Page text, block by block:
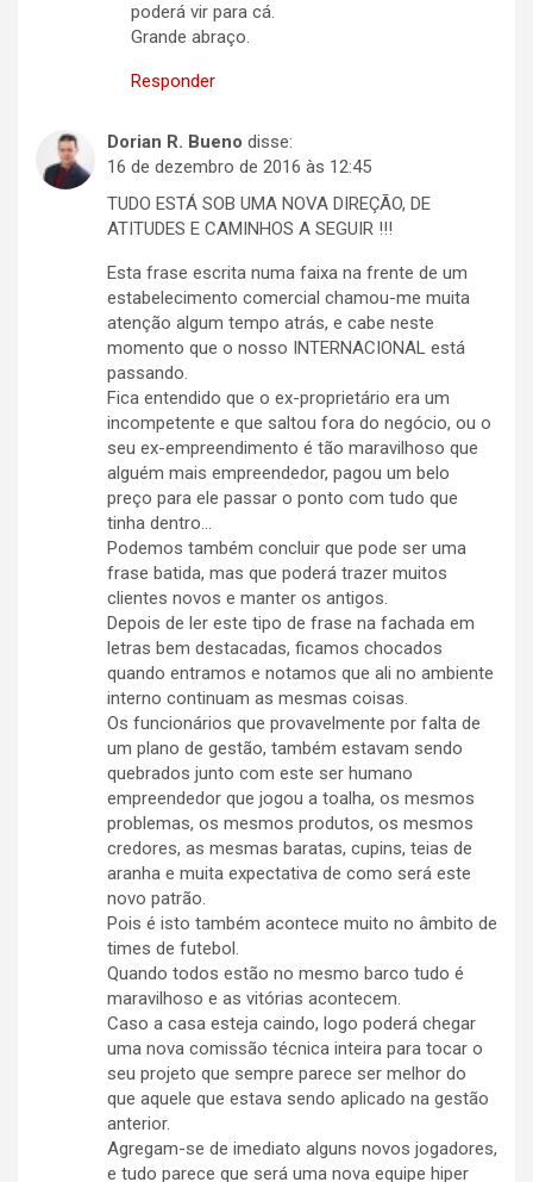
poderá vir para cá.
Grande abraço.
Responder
Dorian R. Bueno disse:
16 de dezembro de 2016 às 12:45
TUDO ESTÁ SOB UMA NOVA DIREÇÃO, DE
ATITUDES E CAMINHOS A SEGUIR !!!
Esta frase escrita numa faixa na frente de um
estabelecimento comercial chamou-me muita
atenção algum tempo atrás, e cabe neste
momento que o nosso INTERNACIONAL está
passando.
Fica entendido que o ex-proprietário era um
incompetente e que saltou fora do negócio, ou o
seu ex-empreendimento é tão maravilhoso que
alguém mais empreendedor, pagou um belo
preço para ele passar o ponto com tudo que
tinha dentro…
Podemos também concluir que pode ser uma
frase batida, mas que poderá trazer muitos
clientes novos e manter os antigos.
Depois de ler este tipo de frase na fachada em
letras bem destacadas, ficamos chocados
quando entramos e notamos que ali no ambiente
interno continuam as mesmas coisas.
Os funcionários que provavelmente por falta de
um plano de gestão, também estavam sendo
quebrados junto com este ser humano
empreendedor que jogou a toalha, os mesmos
problemas, os mesmos produtos, os mesmos
credores, as mesmas baratas, cupins, teias de
aranha e muita expectativa de como será este
novo patrão.
Pois é isto também acontece muito no âmbito de
times de futebol.
Quando todos estão no mesmo barco tudo é
maravilhoso e as vitórias acontecem.
Caso a casa esteja caindo, logo poderá chegar
uma nova comissão técnica inteira para tocar o
seu projeto que sempre parece ser melhor do
que aquele que estava sendo aplicado na gestão
anterior.
Agregam-se de imediato alguns novos jogadores,
e tudo parece que será uma nova equipe hiper